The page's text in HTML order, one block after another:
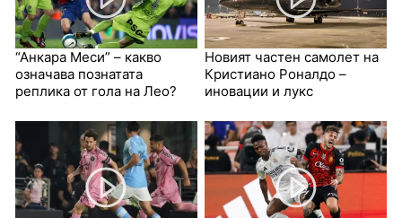
“Анкара Меси” – какво
означава познатата
реплика от гола на Лео?
Новият частен самолет на
Кристиано Роналдо –
иновации и лукс